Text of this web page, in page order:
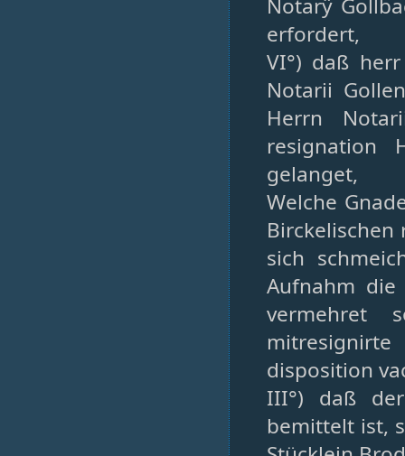
Notarÿ
erfordert,
VI°) daß
Notarii
Herrn
resignation
gelanget,
Welche
sich
Aufnahm
vermehret
disposition
III°) daß
bemittelt ist,